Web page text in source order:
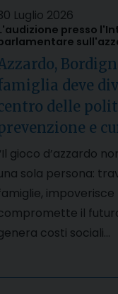
Luglio 2026
presso
deve
delle
e
gioco d’azzardo
sola persona:
impoverisce
il
costi sociali…